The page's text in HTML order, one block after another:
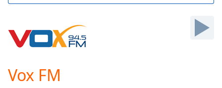
Skip
Forward
Mute
Vox FM